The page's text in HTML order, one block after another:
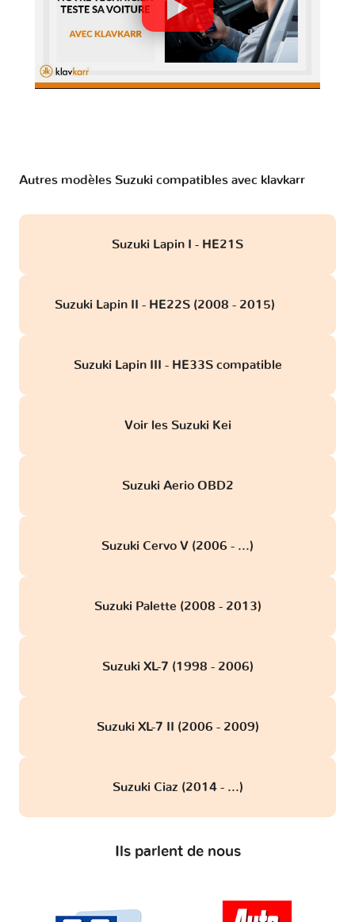
Autres modèles Suzuki compatibles avec klavkarr
Suzuki Lapin I - HE21S
Suzuki Lapin II - HE22S (2008 - 2015)
Suzuki Lapin III - HE33S compatible
Voir les Suzuki Kei
Suzuki Aerio OBD2
Suzuki Cervo V (2006 - ...)
Suzuki Palette (2008 - 2013)
Suzuki XL-7 (1998 - 2006)
Suzuki XL-7 II (2006 - 2009)
Suzuki Ciaz (2014 - ...)
Ils parlent de nous